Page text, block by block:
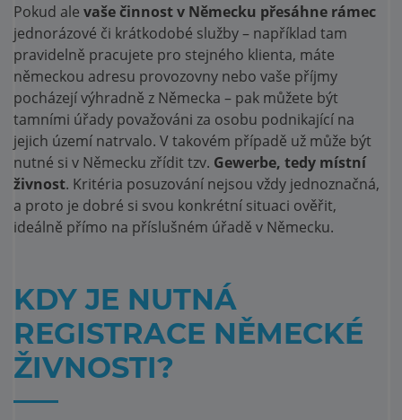
Pokud ale vaše činnost v Německu přesáhne rámec
jednorázové či krátkodobé služby – například tam
pravidelně pracujete pro stejného klienta, máte
německou adresu provozovny nebo vaše příjmy
pocházejí výhradně z Německa – pak můžete být
tamními úřady považováni za osobu podnikající na
jejich území natrvalo. V takovém případě už může být
nutné si v Německu zřídit tzv. Gewerbe, tedy místní
živnost. Kritéria posuzování nejsou vždy jednoznačná,
a proto je dobré si svou konkrétní situaci ověřit,
ideálně přímo na příslušném úřadě v Německu.
KDY JE NUTNÁ
REGISTRACE NĚMECKÉ
ŽIVNOSTI?